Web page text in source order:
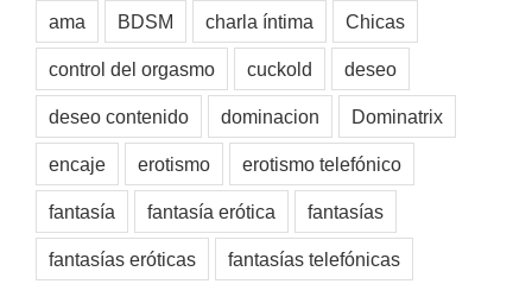
ama BDSM charla íntima Chicas
control del orgasmo cuckold deseo
deseo contenido dominacion Dominatrix
encaje erotismo erotismo telefónico
fantasía fantasía erótica fantasías
fantasías eróticas fantasías telefónicas